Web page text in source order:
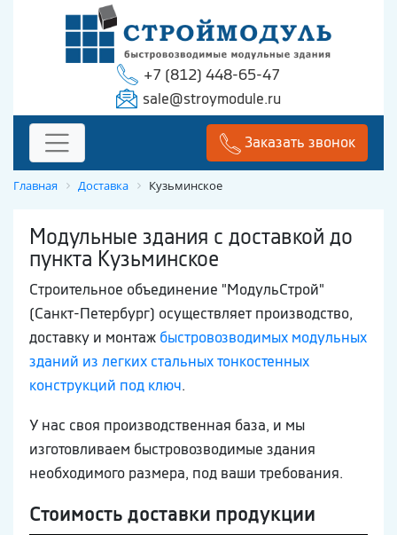
+7 (812) 448-65-47
sale@stroymodule.ru
Заказать звонок
Главная Доставка Кузьминское
Модульные здания с доставкой до
пункта Кузьминское
Строительное объединение "МодульСтрой"
(Санкт-Петербург) осуществляет производство,
доставку и монтаж быстровозводимых модульных
зданий из легких стальных тонкостенных
конструкций под ключ.
У нас своя производственная база, и мы
изготовливаем быстровозводимые здания
необходимого размера, под ваши требования.
Стоимость доставки продукции